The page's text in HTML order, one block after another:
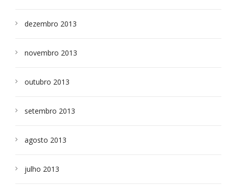
dezembro 2013
novembro 2013
outubro 2013
setembro 2013
agosto 2013
julho 2013